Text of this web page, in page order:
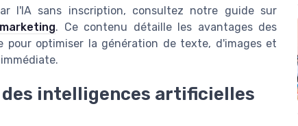
l'IA sans inscription, consultez notre guide sur
. Ce contenu détaille les avantages des
pour optimiser la génération de texte, d'images et
intelligences artificielles